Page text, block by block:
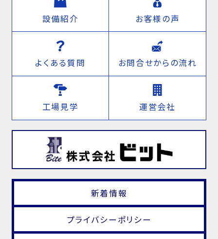
設備紹介 お客様の声
よくある質問 お問合せからの流れ
工場見学 運営会社
新着情報
プライバシーポリシー